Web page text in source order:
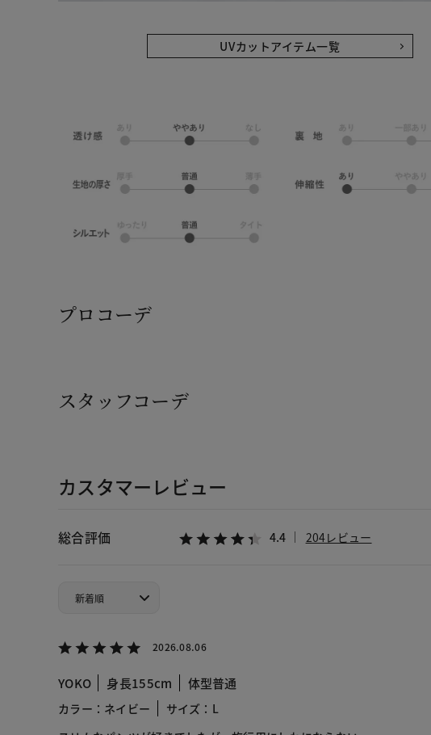
UVカットアイテム一覧
プロコーデ
スタッフコーデ
カスタマーレビュー
総合評価 4.4 204レビュー
2026.08.06
YOKO 身長155cm 体型普通
カラー：ネイビー
サイズ：L